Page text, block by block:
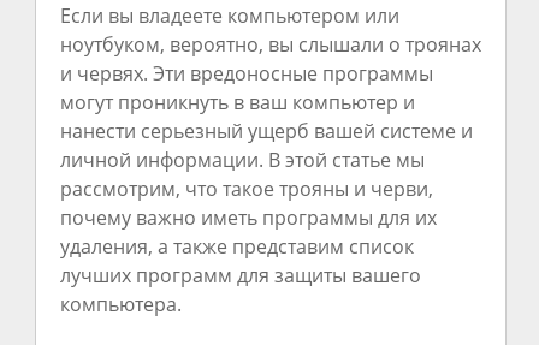
Если вы владеете компьютером или
ноутбуком, вероятно, вы слышали о троянах
и червях. Эти вредоносные программы
могут проникнуть в ваш компьютер и
нанести серьезный ущерб вашей системе и
личной информации. В этой статье мы
рассмотрим, что такое трояны и черви,
почему важно иметь программы для их
удаления, а также представим список
лучших программ для защиты вашего
компьютера.